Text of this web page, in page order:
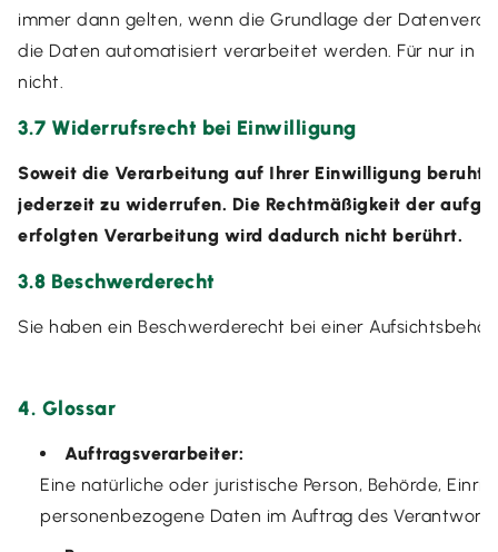
immer dann gelten, wenn die Grundlage der
die Daten automatisiert verarbeitet werden. Für nur in
nicht.
3.7 Widerrufsrecht bei Einwilligung
Soweit die Verarbeitung auf Ihrer Einwilligung beruht,
jederzeit zu widerrufen. Die Rechtmäßigkeit der
erfolgten Verarbeitung wird dadurch nicht berührt.
3.8 Beschwerderecht
Sie haben ein Beschwerderecht bei einer
4. Glossar
Auftragsverarbeiter:
Eine natürliche oder juristische Person, Behörde,
personenbezogene Daten im Auftrag des